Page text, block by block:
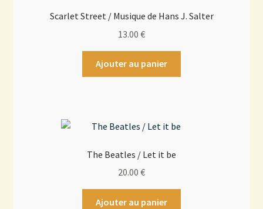
Scarlet Street / Musique de Hans J. Salter
13.00 €
Ajouter au panier
The Beatles / Let it be
20.00 €
Ajouter au panier